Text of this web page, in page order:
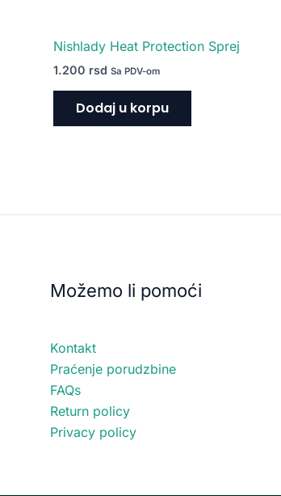
Nishlady Heat Protection Sprej
1.200 rsd Sa PDV-om
Dodaj u korpu
Možemo li pomoći
Kontakt
Praćenje porudzbine
FAQs
Return policy
Privacy policy